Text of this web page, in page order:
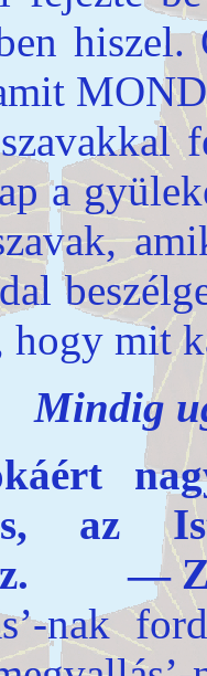
a
hogy mit
Mindig
az
—
nak